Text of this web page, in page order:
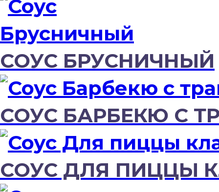
СОУС БРУСНИЧНЫЙ
СОУС БАРБЕКЮ С
СОУС ДЛЯ ПИЦЦЫ